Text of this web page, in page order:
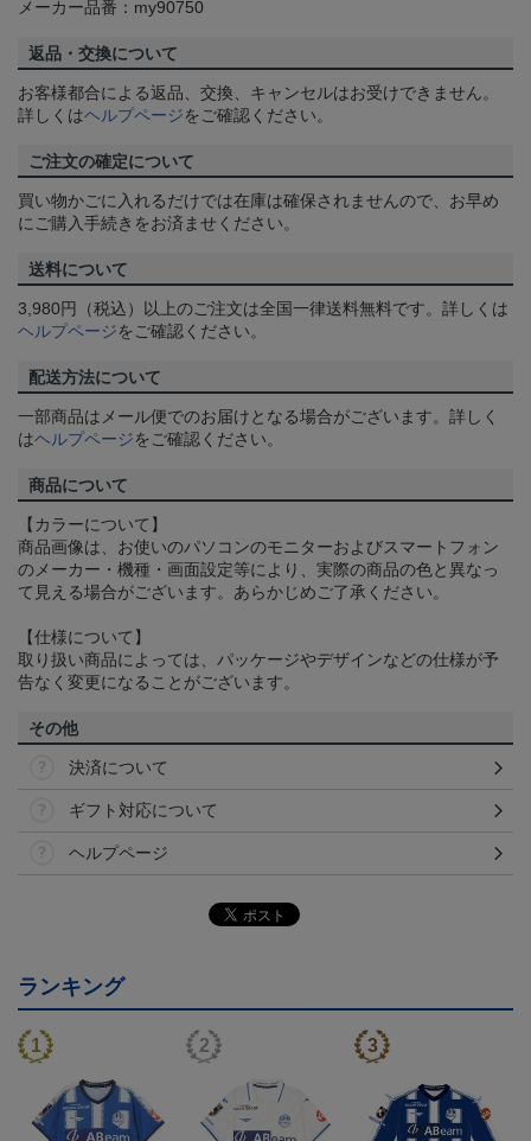
メーカー品番：my90750
返品・交換について
お客様都合による返品、交換、キャンセルはお受けできません。
詳しくはヘルプページをご確認ください。
ご注文の確定について
買い物かごに入れるだけでは在庫は確保されませんので、お早め
にご購入手続きをお済ませください。
送料について
3,980円（税込）以上のご注文は全国一律送料無料です。詳しくは
ヘルプページをご確認ください。
配送方法について
一部商品はメール便でのお届けとなる場合がございます。詳しく
はヘルプページをご確認ください。
商品について
【カラーについて】
商品画像は、お使いのパソコンのモニターおよびスマートフォン
のメーカー・機種・画面設定等により、実際の商品の色と異なっ
て見える場合がございます。あらかじめご了承ください。
【仕様について】
取り扱い商品によっては、パッケージやデザインなどの仕様が予
告なく変更になることがございます。
その他
決済について
ギフト対応について
ヘルプページ
ランキング